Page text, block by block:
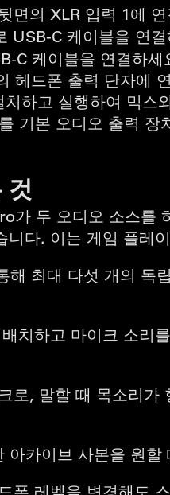
면의 XLR 입력 1에
USB-C 케이블을 연
C 케이블을 연결하세
헤드폰 출력 단자에
하고 실행하여 믹스
기본 오디오 출력
것
가 두 오디오 소스를
다. 이는 게임 플레
최대 다섯 개의 독
치하고 마이크 소리
로, 말할 때 목소리
아카이브 사본을 원